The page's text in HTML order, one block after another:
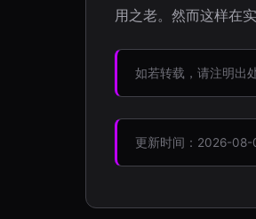
用之老。然而这样在
如若转载，请注明
更新时间：2026-